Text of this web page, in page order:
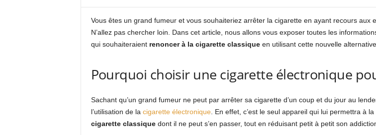
Vous êtes un grand fumeur et vous souhaiteriez arrêter la cigarette en ayant recours
N’allez pas chercher loin. Dans cet article, nous allons vous exposer toutes les
qui souhaiteraient renoncer à la cigarette classiqueen utilisant cette nouvelle
Pourquoi choisir une cigarette électronique
Sachant qu’un grand fumeur ne peut par arrêter sa cigarette d’un coup et du jour au
l’utilisation de la cigarette électronique. En effet, c’est le seul appareil qui lui permettra à
cigarette classiquedont il ne peut s’en passer, tout en réduisant petit à petit son